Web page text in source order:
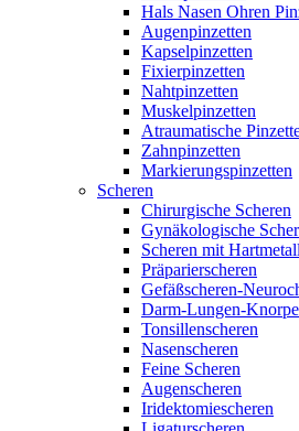
Hals Nasen Ohren
Augenpinzetten
Kapselpinzetten
Fixierpinzetten
Nahtpinzetten
Muskelpinzetten
Atraumatische
Zahnpinzetten
Markierungspinzetten
Scheren
Chirurgische Scheren
Gynäkologische
Scheren mit
Präparierscheren
Gefäßscheren-
Darm-Lungen-
Tonsillenscheren
Nasenscheren
Feine Scheren
Augenscheren
Iridektomiescheren